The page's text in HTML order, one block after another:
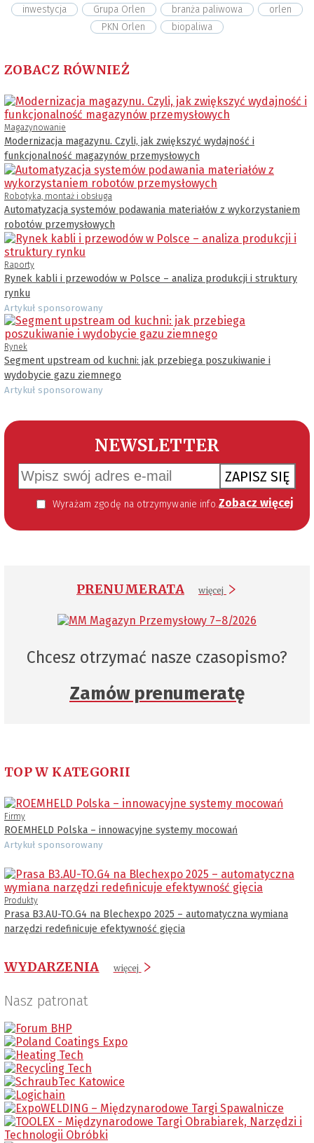
inwestycja Grupa Orlen branża paliwowa
orlen
PKN Orlen
biopaliwa
ZOBACZ RÓWNIEŻ
Magazynowanie
Modernizacja magazynu. Czyli, jak zwiększyć wydajność i
funkcjonalność magazynów przemysłowych
Robotyka, montaż i obsługa
Automatyzacja systemów podawania materiałów z wykorzystaniem
robotów przemysłowych
Raporty
Rynek kabli i przewodów w Polsce – analiza produkcji i struktury
rynku
Artykuł sponsorowany
Rynek
Segment upstream od kuchni: jak przebiega poszukiwanie i
wydobycie gazu ziemnego
Artykuł sponsorowany
NEWSLETTER
ZAPISZ SIĘ
Wyrażam zgodę na otrzymywanie informacji handlowej kierowanej do mnie za pomocą środków komunikacji elektronicznej w szczególności poczty elektronicznej zgodnie z przepisem art. 10 ust 2 ustawy z dnia 18 lipca 2002 roku o świadczeniu usług drogą elektroniczną (Dz. U. 144 z 2002 r. poz. 1204). Zgoda jest dobrowolna, jednak jej wyrażenie jest konieczne, aby otrzymywać newsletter. Zobacz więcej
PRENUMERATA więcej
Chcesz otrzymać nasze czasopismo?
Zamów prenumeratę
TOP W KATEGORII
Firmy
ROEMHELD Polska – innowacyjne systemy mocowań
Artykuł sponsorowany
Produkty
Prasa B3.AU-TO.G4 na Blechexpo 2025 – automatyczna wymiana
narzędzi redefinicuje efektywność gięcia
WYDARZENIA więcej
Nasz patronat